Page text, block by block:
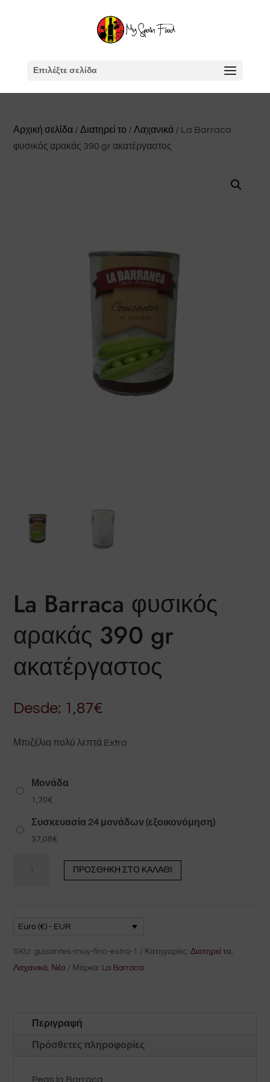
Επιλέξτε σελίδα
Αρχική σελίδα /Διατηρεί το /Λαχανικά / La Barraca
φυσικός αρακάς 390 gr ακατέργαστος
La Barraca φυσικός
αρακάς 390 gr
ακατέργαστος
Desde: 1,87€
Μπιζέλια πολύ λεπτά Extra
Μονάδα
1,70€
Συσκευασία 24 μονάδων (εξοικονόμηση)
37,08€
390
ακατέργαστος
ποσότητα
ΠΡΟΣΘΉΚΗ ΣΤΟ ΚΑΛΆΘΙ
Euro (€) - EUR
SKU: guisantes-muy-fino-extra-1 Κατηγορίες:Διατηρεί το
Λαχανικά Νέο Μάρκα: La Barraca
Περιγραφή
Πρόσθετες πληροφορίες
Peas la Barraca